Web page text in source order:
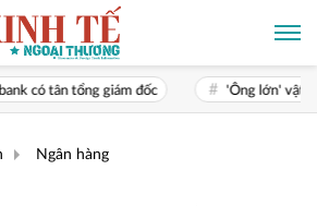
đốc 'Ông lớn' vật liệu xây dựng
Ngân hàng